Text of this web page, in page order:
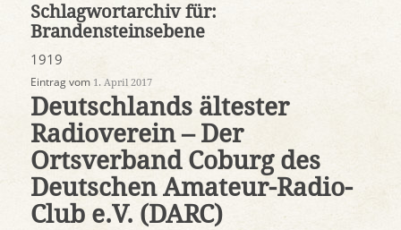
Schlagwortarchiv für:
Brandensteinsebene
1919
Eintrag vom 1. April 2017
Deutschlands ältester
Radioverein – Der
Ortsverband Coburg des
Deutschen Amateur-Radio-
Club e.V. (DARC)